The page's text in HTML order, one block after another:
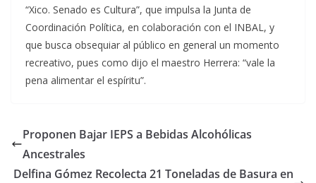
“Xico. Senado es Cultura”, que impulsa la Junta de
Coordinación Política, en colaboración con el INBAL, y
que busca obsequiar al público en general un momento
recreativo, pues como dijo el maestro Herrera: “vale la
pena alimentar el espíritu”.
Proponen Bajar IEPS a Bebidas Alcohólicas
Ancestrales
Delfina Gómez Recolecta 21 Toneladas de Basura en